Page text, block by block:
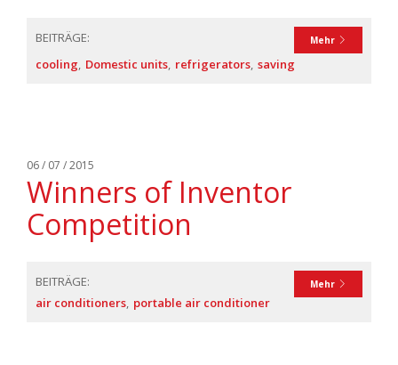
Mehr
BEITRÄGE:
cooling Domestic units refrigerators saving
06 / 07 / 2015
Winners of Inventor
Competition
Mehr
BEITRÄGE:
air conditioners portable air conditioner